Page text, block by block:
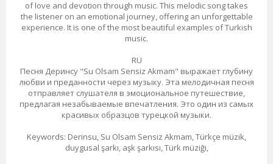
of love and devotion through music. This melodic song takes
the listener on an emotional journey, offering an unforgettable
experience. It is one of the most beautiful examples of Turkish
music.
RU
Песня Деринсу "Su Olsam Sensiz Akmam" выражает глубину
любви и преданности через музыку. Эта мелодичная песня
отправляет слушателя в эмоциональное путешествие,
предлагая незабываемые впечатления. Это один из самых
красивых образцов турецкой музыки.
Keywords: Derinsu, Su Olsam Sensiz Akmam, Türkçe müzik,
duygusal şarkı, aşk şarkısı, Türk müziği,